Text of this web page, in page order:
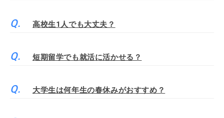
高校生1人でも大丈夫？
短期留学でも就活に活かせる？
大学生は何年生の春休みがおすすめ？